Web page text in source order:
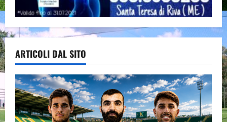
ARTICOLI DAL SITO